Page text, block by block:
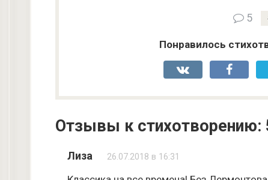
5
Понравилось
Отзывы к стихотворению:
Лиза 26.07.2018 в 16:31